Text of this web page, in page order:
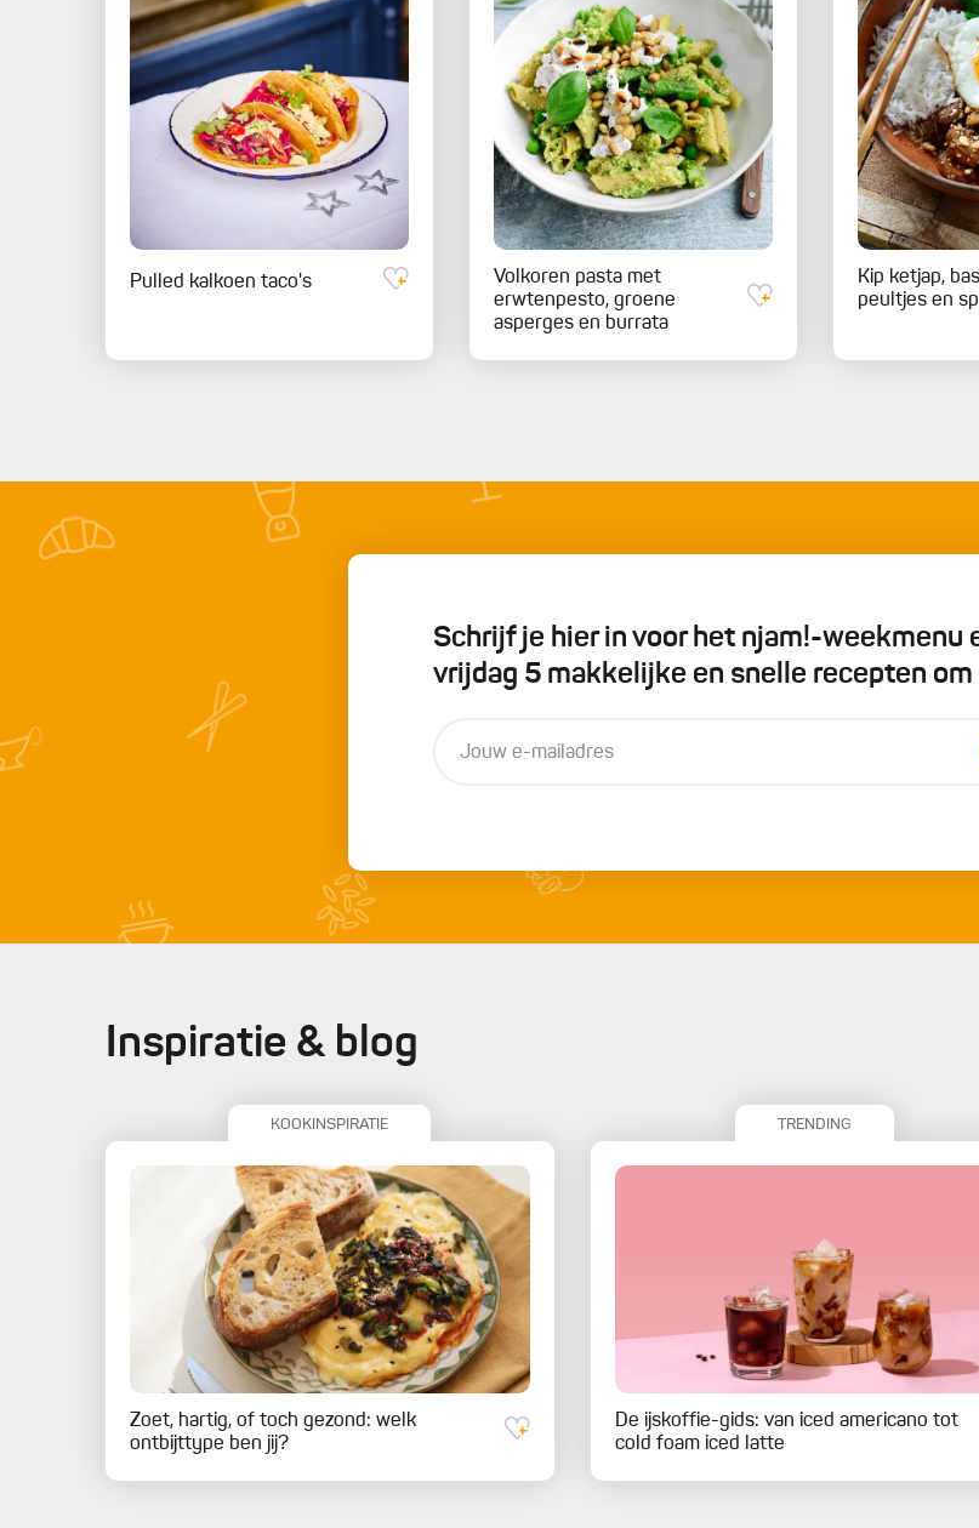
Pulled kalkoen taco's
Volkoren pasta met
erwtenpesto, groene
asperges en burrata
Kip ketjap,
peultjes en
Schrijf je hier in voor het njam!-weekmenu
vrijdag 5 makkelijke en snelle recepten
Inspiratie & blog
KOOKINSPIRATIE
Zoet, hartig, of toch gezond: welk
ontbijttype ben jij?
TRENDING
De ijskoffie-gids: van iced americano tot
cold foam iced latte